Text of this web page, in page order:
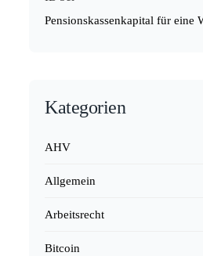
Pensionskassenkapital für eine
Kategorien
AHV
Allgemein
Arbeitsrecht
Bitcoin